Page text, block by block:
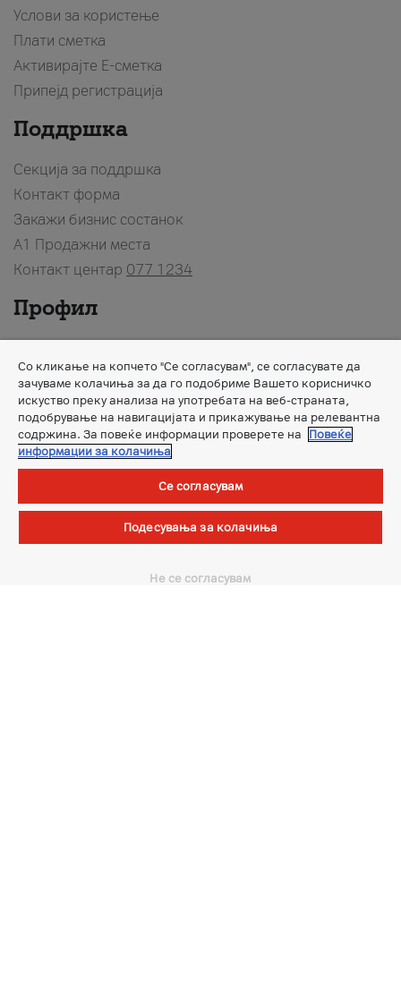
Услови за користење
Плати сметка
Активирајте Е-сметка
Припејд регистрација
Поддршка
Секција за поддршка
Контакт форма
Закажи бизнис состанок
A1 Продажни места
Контакт центар 077 1234
Профил
Новости
А1 Групација
Кариера
Заштита на лични податоци
Мобилна апликација
Единствено преку бесплатната мобилна апликација
Мојот A1имате пристап до сите важни информации
за Вашите A1 услуги, во било кое време.
Со кликање на копчето "Се согласувам", се согласувате да
зачуваме колачиња за да го подобриме Вашето корисничко
искуство преку анализа на употребата на веб-страната,
подобрување на навигацијата и прикажување на релевантна
содржина. За повеќе информации проверете на
Повеќе
информации за колачиња
Се согласувам
Не се согласувам
Подесувања за колачиња